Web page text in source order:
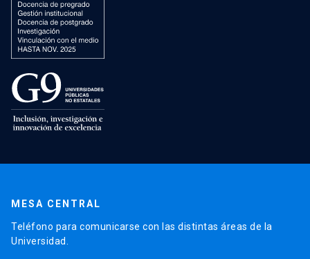
MESA CENTRAL
Teléfono para comunicarse con las distintas áreas de la
Universidad.